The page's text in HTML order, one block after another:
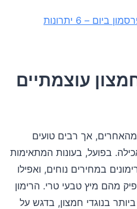
1 אפרסמון ביום – 6 יתרונות
חמצון עוצמתיים
מהאחרים, אך רבים טועים
בפועל, בעונות המתאימות
במחירים נוחים, ואפילו
מהם מיץ טבעי טרי. הרימון
בנוגדי חמצון, בדגש על